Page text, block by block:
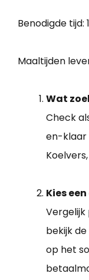
Benodigde tijd:
Maaltijden
Wat
Check
en-klaar
Kies
bekijk
op het